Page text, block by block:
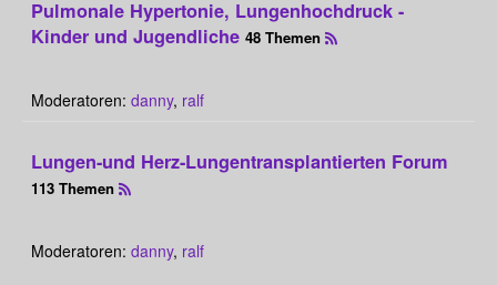
Pulmonale Hypertonie, Lungenhochdruck -
Kinder und Jugendliche 48 Themen
Moderatoren: danny, ralf
Lungen-und Herz-Lungentransplantierten Forum
113 Themen
Moderatoren: danny, ralf